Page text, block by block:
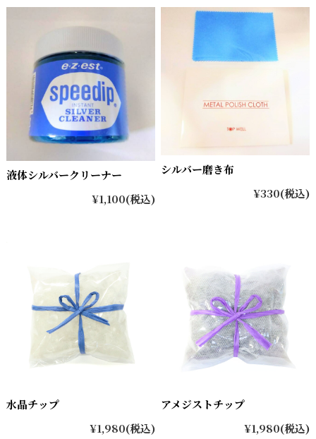
液体シルバークリーナー
¥1,100(税込)
シルバー磨き布
¥330(税込)
水晶チップ
¥1,980(税込)
アメジストチップ
¥1,980(税込)